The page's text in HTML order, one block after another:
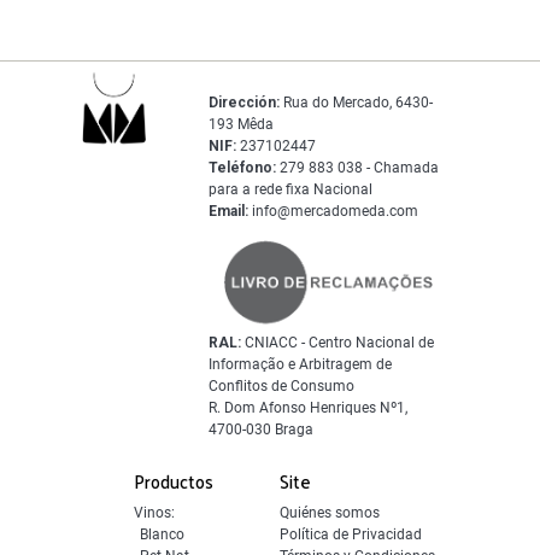
Productos
Vinos:
Blanco
Site
Quiénes somos
Política de Privacidad
Dirección: Rua do Mercado, 6430-
193 Mêda
NIF: 237102447
Teléfono: 279 883 038 - Chamada
para a rede fixa Nacional
Email: info@mercadomeda.com
RAL: CNIACC - Centro Nacional de
Informação e Arbitragem de
Conflitos de Consumo
R. Dom Afonso Henriques Nº1,
4700-030 Braga